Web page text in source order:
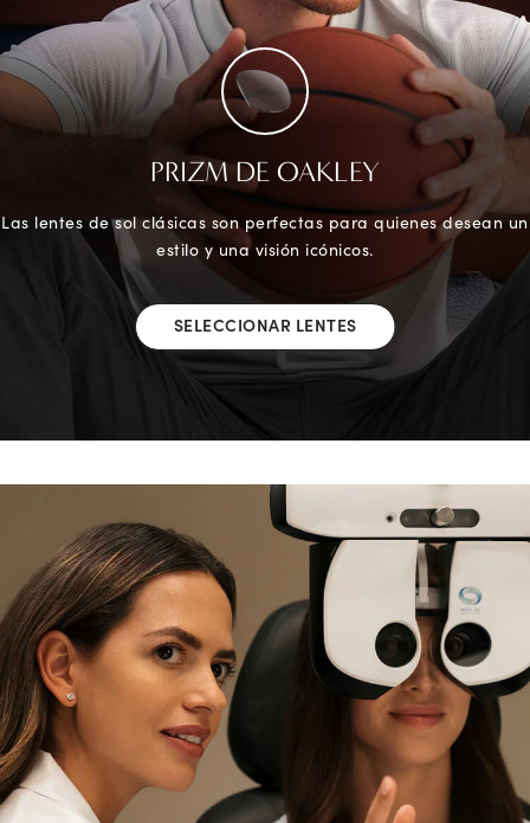
PRIZM DE OAKLEY
Las lentes de sol clásicas son perfectas para quienes desean un
estilo y una visión icónicos.
SELECCIONAR LENTES